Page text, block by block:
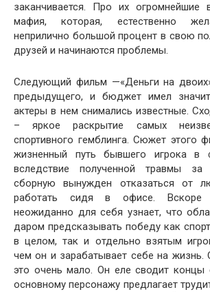
заканчивается. Про их огромнейшие
мафия, которая, естественно
неприлично большой процент в свою
друзей и начинаются проблемы.
Следующий фильм —«Деньги на
предыдущего, и бюджет имел
актеры в нем снимались известные.
– яркое раскрытие самых
спортивного гемблинга. Сюжет этого
жизненный путь бывшего игрока в
вследствие полученной травмы за
сборную вынужден отказаться от
работать сидя в офисе. Вскоре
неожиданно для себя узнает, что
даром предсказывать победу как
в целом, так и отдельно взятым
чем он и зарабатывает себе на жизнь.
это очень мало. Он еле сводит концы
основному персонажу предлагает